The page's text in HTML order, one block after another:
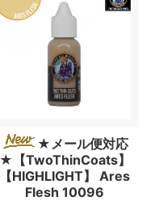
★メール便対応
★【TwoThinCoats】
【HIGHLIGHT】 Ares
Flesh 10096